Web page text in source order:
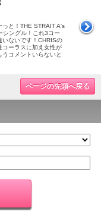
っと！THE STRAIT A's
シングル！これ3コー
いないです！CHRISの
コーラスに加え女性が
コメントいらないと
ページの先頭へ戻る